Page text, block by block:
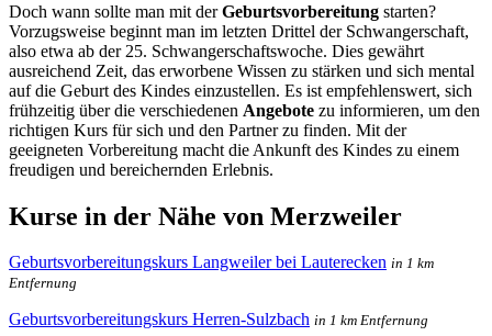
Doch wann sollte man mit derGeburtsvorbereitung starten?
Vorzugsweise beginnt man im letzten Drittel der Schwangerschaft,
also etwa ab der 25. Schwangerschaftswoche. Dies gewährt
ausreichend Zeit, das erworbene Wissen zu stärken und sich mental
auf die Geburt des Kindes einzustellen. Es ist empfehlenswert, sich
frühzeitig über die verschiedenen Angebote zu informieren, um den
richtigen Kurs für sich und den Partner zu finden. Mit der
geeigneten Vorbereitung macht die Ankunft des Kindes zu einem
freudigen und bereichernden Erlebnis.
Kurse in der Nähe von Merzweiler
Geburtsvorbereitungskurs Langweiler bei Lauterecken in 1 km
Entfernung
Geburtsvorbereitungskurs Herren-Sulzbach in 1 km Entfernung